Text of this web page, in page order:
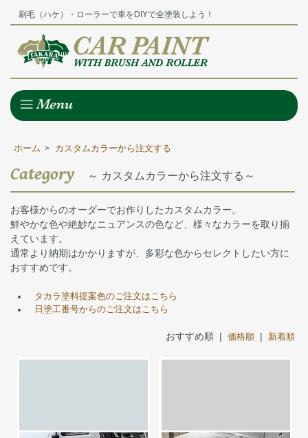
刷毛（ハケ）・ローラーで車をDIYで全塗装しよう！
ホーム > カスタムカラーから注文する
Category ～ カスタムカラーから注文する～
お客様からのオーダーでお作りしたカスタムカラー。
鮮やかな色や絶妙なニュアンスの色など、様々なカラーを取り揃
えています。
通常より納期はかかりますが、多彩な色からセレクトしたい方に
おすすめです。
タカラ塗料提案色のご注文はこちら
日塗工番号からのご注文はこちら
おすすめ順 | 価格順| 新着順